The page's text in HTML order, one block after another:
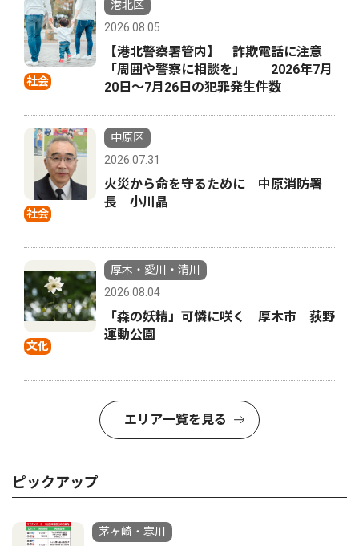
社会
港北区
2026.08.05
【港北警察署管内】 詐欺電話に注意
「周囲や警察に相談を」 2026年7月
20日〜7月26日の犯罪発生件数
社会
中原区
2026.07.31
火災から命を守るために 中原消防署
長 小川晶
文化
厚木・愛川・清川
2026.08.04
「森の妖精」可憐に咲く 厚木市 荻野
運動公園
エリア一覧を見る
ピックアップ
茅ヶ崎・寒川